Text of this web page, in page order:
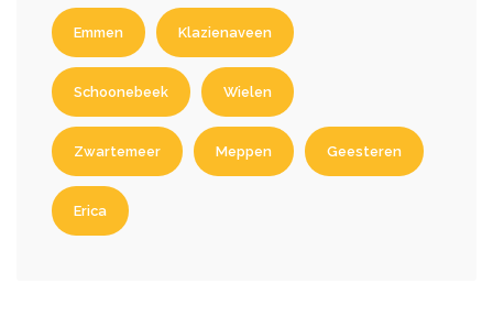
Emmen Klazienaveen
Schoonebeek Wielen
Zwartemeer Meppen Geesteren
Erica